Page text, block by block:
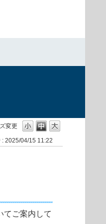
変更
: 2025/04/15 11:22
てご案内して